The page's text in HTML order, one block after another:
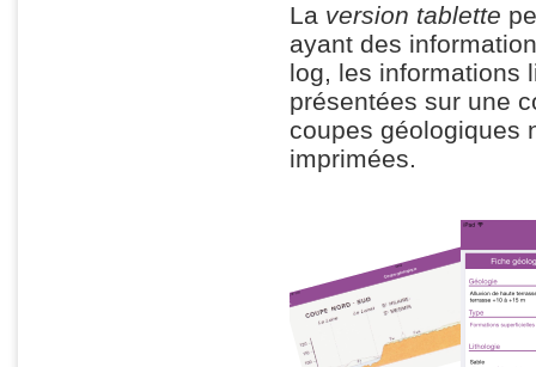
La version tablette
ayant des
log, les informations
présentées sur une
coupes géologiques
imprimées.